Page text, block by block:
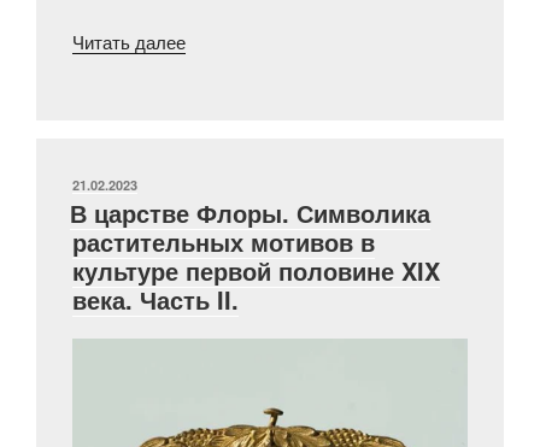
Читать далее«5
ОПУБЛИКОВАНО
21.02.2023
В царстве Флоры. Символика
растительных мотивов в
культуре первой половине XIX
века. Часть II.